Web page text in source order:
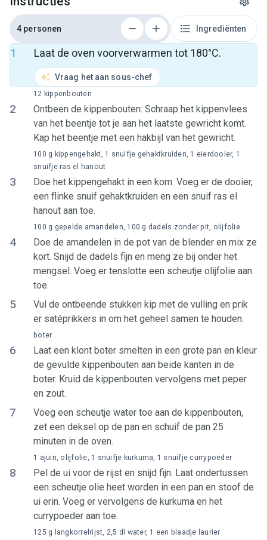
4 personen Ingrediënten
1 Laat de oven voorverwarmen tot 180°C.
Vraag het aan sous-chef
2
Ontbeen de kippenbouten: Schraap het kippenvlees
van het beentje tot je aan het laatste gewricht komt.
Kap het beentje met een hakbijl van het gewricht.
12 kippenbouten
3
Doe het kippengehakt in een kom. Voeg er de dooier,
een flinke snuif gehaktkruiden en een snuif ras el
hanout aan toe.
100 g kippengehakt, 1 snuifje gehaktkruiden, 1 eierdooier, 1
snuifje ras el hanout
4
Doe de amandelen in de pot van de blender en mix ze
kort. Snijd de dadels fijn en meng ze bij onder het
mengsel. Voeg er tenslotte een scheutje olijfolie aan
toe.
100 g gepelde amandelen, 100 g dadels zonder pit, olijfolie
5
Vul de ontbeende stukken kip met de vulling en prik
er satéprikkers in om het geheel samen te houden.
6
Laat een klont boter smelten in een grote pan en kleur
de gevulde kippenbouten aan beide kanten in de
boter. Kruid de kippenbouten vervolgens met peper
en zout.
boter
7
Voeg een scheutje water toe aan de kippenbouten,
zet een deksel op de pan en schuif de pan 25
minuten in de oven.
8
Pel de ui voor de rijst en snijd fijn. Laat ondertussen
een scheutje olie heet worden in een pan en stoof de
ui erin. Voeg er vervolgens de kurkuma en het
currypoeder aan toe.
1 ajuin, olijfolie, 1 snuifje kurkuma, 1 snuifje currypoeder
125 g langkorrelrijst, 2,5 dl water, 1 een blaadje laurier